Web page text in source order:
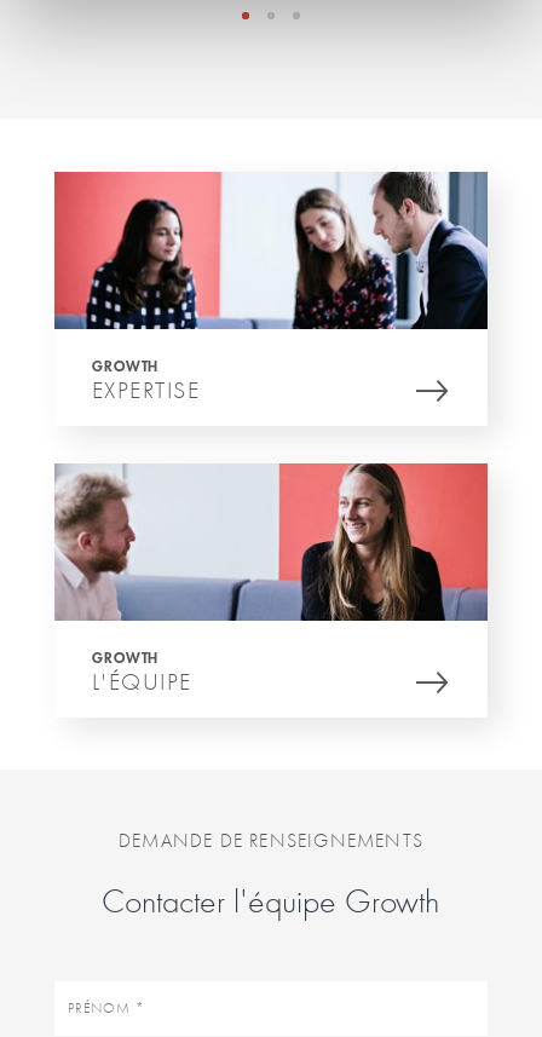
GROWTH
EXPERTISE
GROWTH
L'ÉQUIPE
DEMANDE DE RENSEIGNEMENTS
Contacter l'équipe Growth
Prénom